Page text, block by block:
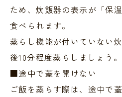
ため、炊飯器の表示が「保
食べられます。
蒸らし機能が付いていない
後10分程度蒸らしましょう。
■途中で蓋を開けない
ご飯を蒸らす際は、途中で